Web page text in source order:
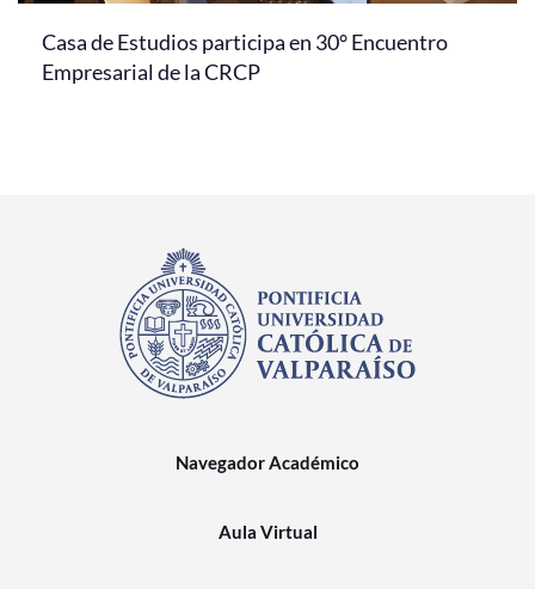
Casa de Estudios participa en 30° Encuentro
Empresarial de la CRCP
Navegador Académico
Aula Virtual